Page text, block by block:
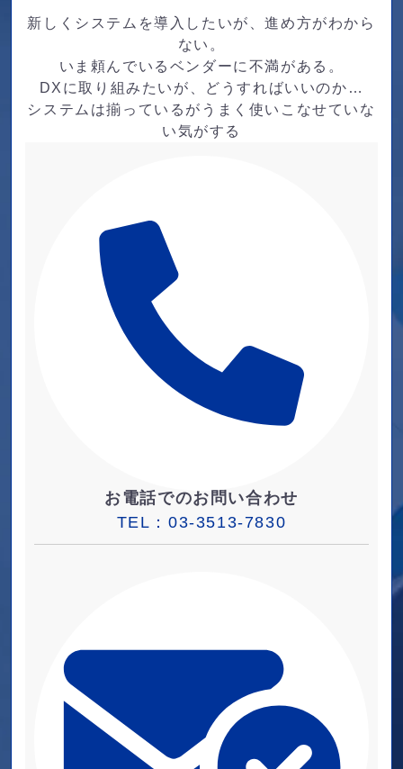
新しくシステムを導入したいが、進め方がわから
ない。
いま頼んでいるベンダーに不満がある。
DXに取り組みたいが、どうすればいいのか…
システムは揃っているがうまく使いこなせていな
い気がする
お電話でのお問い合わせ
TEL：03-3513-7830